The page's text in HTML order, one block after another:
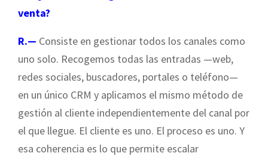
venta?
R.— Consiste en gestionar todos los canales como
uno solo. Recogemos todas las entradas —web,
redes sociales, buscadores, portales o teléfono—
en un único CRM y aplicamos el mismo método de
gestión al cliente independientemente del canal por
el que llegue. El cliente es uno. El proceso es uno. Y
esa coherencia es lo que permite escalar